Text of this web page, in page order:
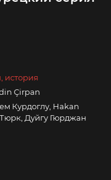
история
Çirpan
Курдоглу, Hakan
Дуйгу Гюрджан